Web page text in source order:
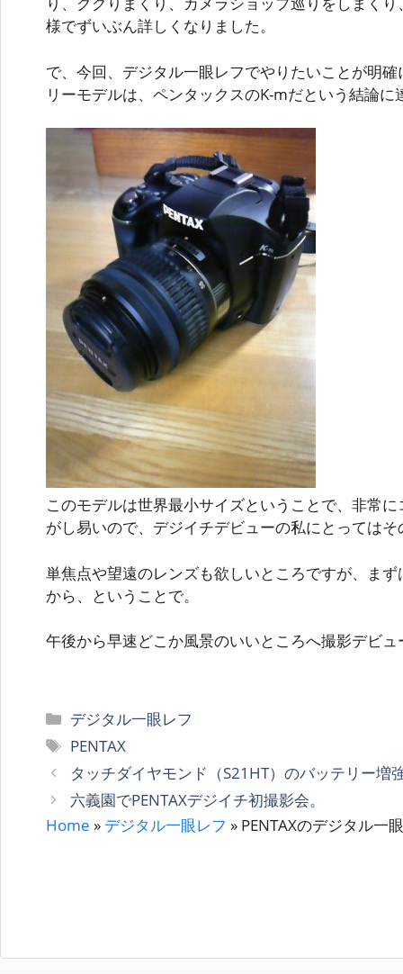
様でずいぶん詳しくなりました。
で、今回、デジタル一眼レフでやりたいことが明
リーモデルは、ペンタックスのK-mだという結論
このモデルは世界最小サイズということで、非常
がし易いので、デジイチデビューの私にとっては
単焦点や望遠のレンズも欲しいところですが、ま
から、ということで。
午後から早速どこか風景のいいところへ撮影デビ
カ
テ
リ
ー
デジタル一眼レフ
タ
グ
PENTAX
タッチダイヤモンド（S21HT）のバッテリー増
六義園でPENTAXデジイチ初撮影会。
Home » デジタル一眼レフ » PENTAXのデジタル一